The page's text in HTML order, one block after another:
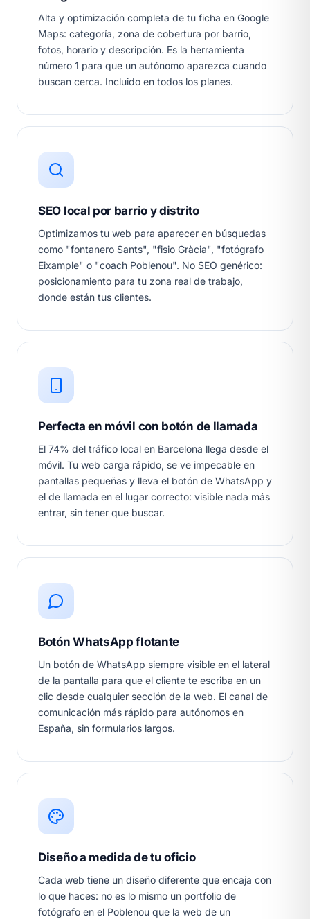
Alta y optimización completa de tu ficha en Google
Maps: categoría, zona de cobertura por barrio,
fotos, horario y descripción. Es la herramienta
número 1 para que un autónomo aparezca cuando
buscan cerca. Incluido en todos los planes.
SEO local por barrio y distrito
Optimizamos tu web para aparecer en búsquedas
como "fontanero Sants", "fisio Gràcia", "fotógrafo
Eixample" o "coach Poblenou". No SEO genérico:
posicionamiento para tu zona real de trabajo,
donde están tus clientes.
Perfecta en móvil con botón de llamada
El 74% del tráfico local en Barcelona llega desde el
móvil. Tu web carga rápido, se ve impecable en
pantallas pequeñas y lleva el botón de WhatsApp y
el de llamada en el lugar correcto: visible nada más
entrar, sin tener que buscar.
Botón WhatsApp flotante
Un botón de WhatsApp siempre visible en el lateral
de la pantalla para que el cliente te escriba en un
clic desde cualquier sección de la web. El canal de
comunicación más rápido para autónomos en
España, sin formularios largos.
Diseño a medida de tu oficio
Cada web tiene un diseño diferente que encaja con
lo que haces: no es lo mismo un portfolio de
fotógrafo en el Poblenou que la web de un